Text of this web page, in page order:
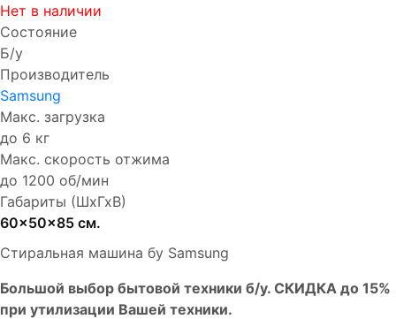
Нет в наличии
Состояние
Б/у
Производитель
Samsung
Макс. загрузка
до 6 кг
Макс. скорость отжима
до 1200 об/мин
Габариты (ШхГхВ)
60x50x85 см.
Стиральная машина бу Samsung
Бoльшой выбоp бытовой техники б/у. СКИДКА до 15%
пpи утилизации Bашей техники.